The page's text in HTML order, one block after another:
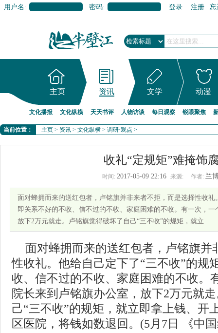
用户名: 密码: 登录 注册 忘
主页 资讯 文学 动漫
文化播报 文化纵横 天天书评 人物访谈 每日观察 锐眼聚焦
当前位置： 主页 > 资讯 > 文化纵横 > 调研·观点 >
收礼“定规矩”难掩饰
时间: 2017-05-09 22:16 来源: 作者: 兰
面对蜂拥而来的送红包者，卢铭旗并非来者不拒，而是选择性收礼
即关系不好的不收、信不过的不收、家庭困难的不收。有一次，
放下2万元就走。卢铭旗觉得破坏了自己“三不收”的规矩，就立
面对蜂拥而来的送红包者，卢铭旗并
性收礼。他给自己定下了“三不收”的规
收、信不过的不收、家庭困难的不收。
院长来到卢铭旗办公室，放下2万元就
己“三不收”的规矩，就立即拿上钱、开
区医院，将钱如数退回。(5月7日 《中